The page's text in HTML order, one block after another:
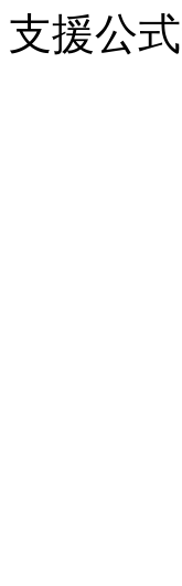
支援公